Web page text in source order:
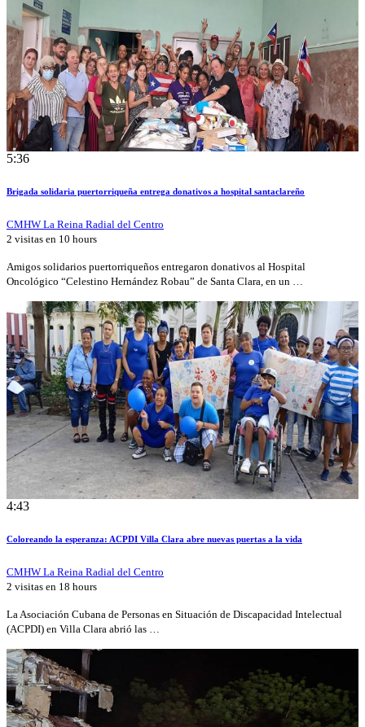
5:36
Brigada solidaria puertorriqueña entrega donativos a hospital santaclareño
CMHW La Reina Radial del Centro
2 visitas en 10 hours
Amigos solidarios puertorriqueños entregaron donativos al Hospital
Oncológico “Celestino Hernández Robau” de Santa Clara, en un …
4:43
Coloreando la esperanza: ACPDI Villa Clara abre nuevas puertas a la vida
CMHW La Reina Radial del Centro
2 visitas en 18 hours
La Asociación Cubana de Personas en Situación de Discapacidad Intelectual
(ACPDI) en Villa Clara abrió las …